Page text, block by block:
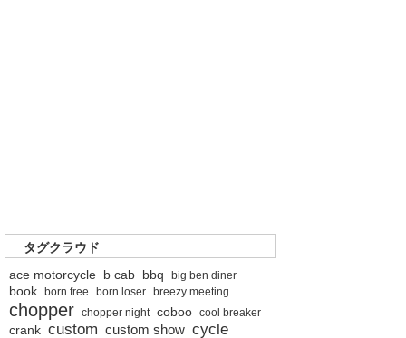
タグクラウド
ace motorcycle b cab bbq big ben diner
book born free born loser breezy meeting
chopper chopper night coboo cool breaker
crank custom custom show cycle